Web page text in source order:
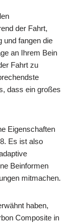
der Fahrt,
und fangen die
an Ihrem Bein
Fahrt zu
dass ein großes
Eigenschaften
Es ist also
Beinformen
mitmachen.
haben,
Composite in